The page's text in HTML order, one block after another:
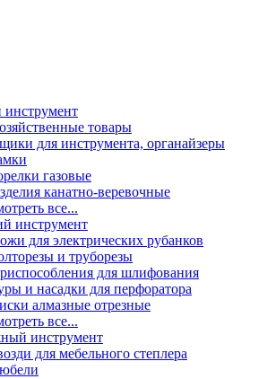
товары
для инструмента, органайзеры
газовые
канатно-веревочные
все...
инструмент
для электрических рубанков
и труборезы
для шлифования
и насадки для перфоратора
алмазные отрезные
все...
инструмент
для мебельного степлера